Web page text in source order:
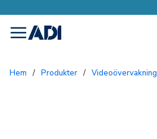
menu
Hem / Produkter / Videoövervakning